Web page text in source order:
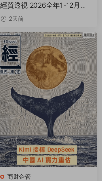
經貿透視 2026全年1-12月共2
5期 PDF
2天前
商财企管